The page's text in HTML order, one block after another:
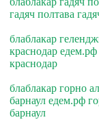
гадяч полтава
блаблакар
краснодар
краснодар
блаблакар горно
барнаул едем.рф
барнаул